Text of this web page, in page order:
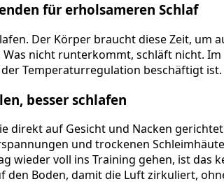
für erholsameren Schlaf
Der Körper braucht diese Zeit, um
nicht runterkommt, schläft nicht. Im
Temperaturregulation beschäftigt ist.
besser schlafen
direkt auf Gesicht und Nacken
und trockenen
wieder voll ins Training gehen, ist das
den Boden, damit die Luft zirkuliert,